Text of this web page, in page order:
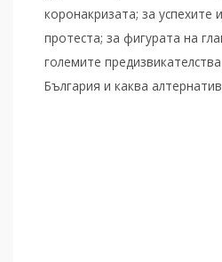
коронакризата; за успехите
протеста; за фигурата на
големите
България и каква